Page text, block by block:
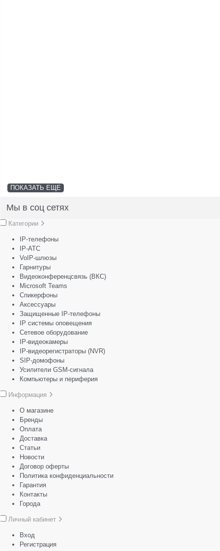
ПОКАЗАТЬ ЕЩЕ
Мы в соц сетях
Категории
IP-телефоны
IP-АТС
VoIP-шлюзы
Гарнитуры
Видеоконференцсвязь (ВКС)
Microsoft Teams
Спикерфоны
Аксессуары
Защищенные IP-телефоны
IP системы оповещения
Сетевое оборудование
IP-видеокамеры
IP-видеорегистраторы (NVR)
SIP-домофоны
Усилители GSM-сигнала
Компьютеры и периферия
Информация
О магазине
Бренды
Оплата
Доставка
Статьи
Новости
Договор оферты
Политика конфиденциальности
Гарантия
Контакты
Города
Личный кабинет
Вход
Регистрация